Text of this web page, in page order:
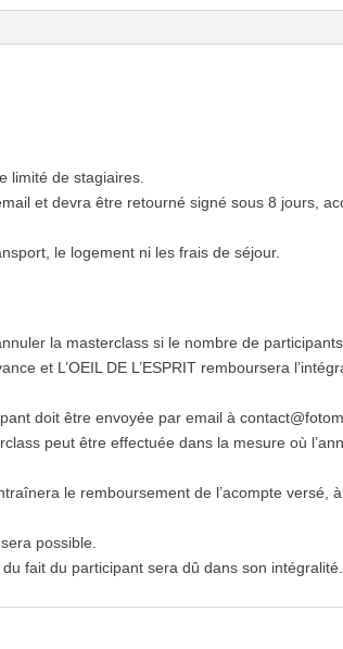
limité de stagiaires.
et devra être retourné signé sous 8 jours,
le logement ni les frais de séjour.
la masterclass si le nombre de
et L’OEIL DE L’ESPRIT remboursera
doit être envoyée par email à
peut être effectuée dans la mesure où
le remboursement de l’acompte versé,
possible.
fait du participant sera dû dans son intégralité.